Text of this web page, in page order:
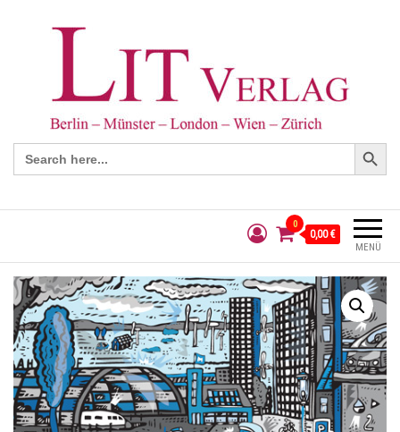
Search
for:
Search Button
MENÜ
0
0,00 €